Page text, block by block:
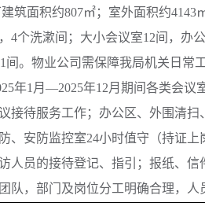
筑面积约807㎡；室外面积约4143
4个洗漱间；大小会议室12间，办
间。物业公司需保障我局机关日常
年1月—2025年12月期间各类会议
接待服务工作；办公区、外围清
、安防监控室24小时值守（持证
人员的接待登记、指引；报纸、
队，部门及岗位分工明确合理，